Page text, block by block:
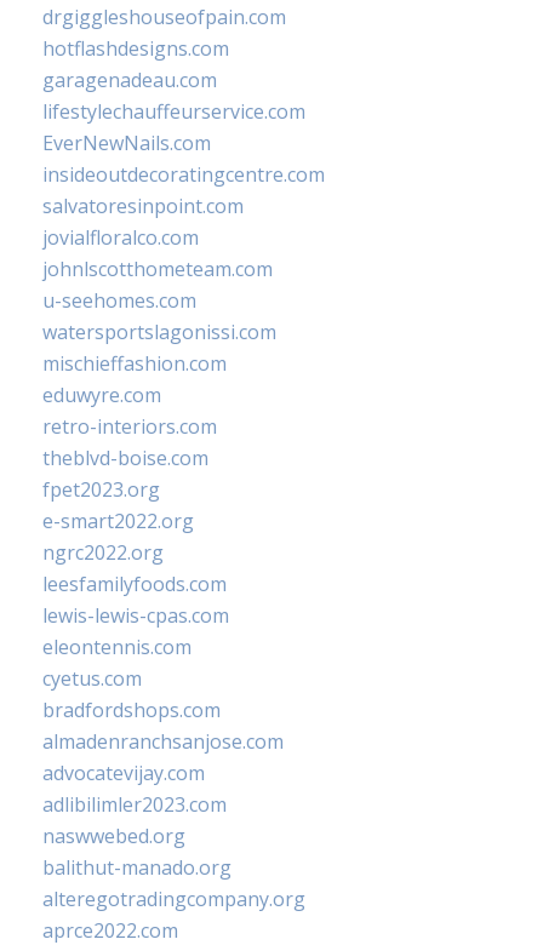
drgiggleshouseofpain.com
hotflashdesigns.com
garagenadeau.com
lifestylechauffeurservice.com
EverNewNails.com
insideoutdecoratingcentre.com
salvatoresinpoint.com
jovialfloralco.com
johnlscotthometeam.com
u-seehomes.com
watersportslagonissi.com
mischieffashion.com
eduwyre.com
retro-interiors.com
theblvd-boise.com
fpet2023.org
e-smart2022.org
ngrc2022.org
leesfamilyfoods.com
lewis-lewis-cpas.com
eleontennis.com
cyetus.com
bradfordshops.com
almadenranchsanjose.com
advocatevijay.com
adlibilimler2023.com
naswwebed.org
balithut-manado.org
alteregotradingcompany.org
aprce2022.com